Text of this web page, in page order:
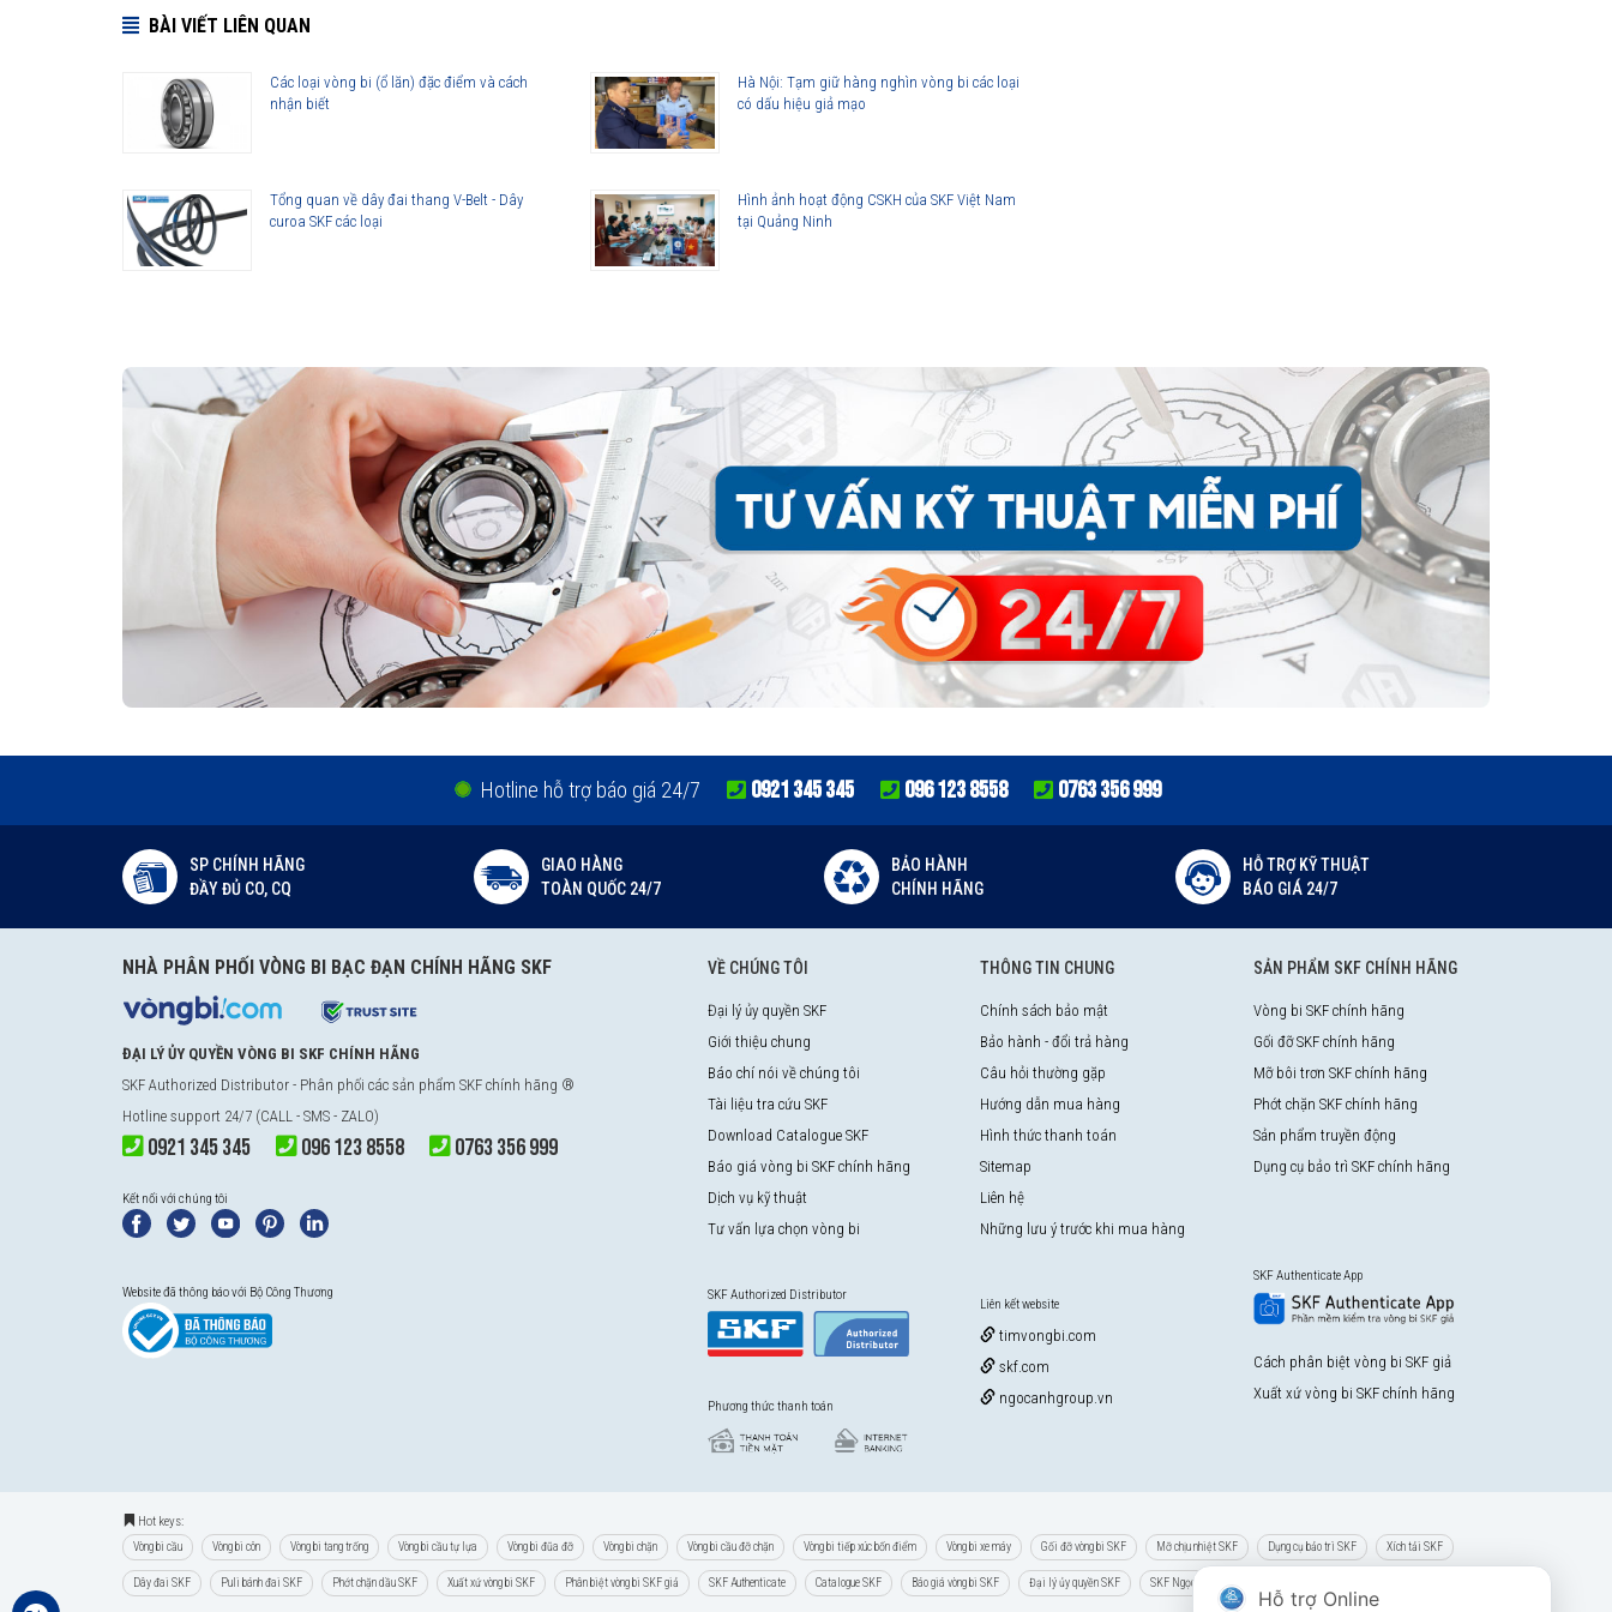
BÀI VIẾT LIÊN QUAN
Các loại vòng bi (ổ lăn) đặc điểm và cách
nhận biết
Hà Nội: Tạm giữ hàng nghìn vòng bi các loại
có dấu hiệu giả mạo
Tổng quan về dây đai thang V-Belt - Dây
curoa SKF các loại
Hình ảnh hoạt động CSKH của SKF Việt Nam
tại Quảng Ninh
Hotline hỗ trợ báo giá 24/7 0921 345 345 096 123 8558 0763 356 999
SP CHÍNH HÃNG
ĐẦY ĐỦ CO, CQ
GIAO HÀNG
TOÀN QUỐC 24/7
BẢO HÀNH
CHÍNH HÃNG
HỖ TRỢ KỸ THUẬT
BÁO GIÁ 24/7
NHÀ PHÂN PHỐI VÒNG BI BẠC ĐẠN CHÍNH HÃNG SKF
ĐẠI LÝ ỦY QUYỀN VÒNG BI SKF CHÍNH HÃNG
SKF Authorized Distributor - Phân phối các sản phẩm SKF chính hãng ®
Hotline support 24/7 (CALL - SMS - ZALO)
0921 345 345 096 123 8558 0763 356 999
Kết nối với chúng tôi
Website đã thông báo với Bộ Công Thương
VỀ CHÚNG TÔI
Đại lý ủy quyền SKF
Giới thiệu chung
Báo chí nói về chúng tôi
Tài liệu tra cứu SKF
Download Catalogue SKF
Báo giá vòng bi SKF chính hãng
Dịch vụ kỹ thuật
Tư vấn lựa chọn vòng bi
SKF Authorized Distributor
Phương thức thanh toán
THÔNG TIN CHUNG
Chính sách bảo mật
Bảo hành - đổi trả hàng
Câu hỏi thường gặp
Hướng dẫn mua hàng
Hình thức thanh toán
Sitemap
Liên hệ
Những lưu ý trước khi mua hàng
Liên kết website
timvongbi.com
skf.com
ngocanhgroup.vn
SẢN PHẨM SKF CHÍNH HÃNG
Vòng bi SKF chính hãng
Gối đỡ SKF chính hãng
Mỡ bôi trơn SKF chính hãng
Phớt chặn SKF chính hãng
Sản phẩm truyền động
Dụng cụ bảo trì SKF chính hãng
SKF Authenticate App
Cách phân biệt vòng bi SKF giả
Xuất xứ vòng bi SKF chính hãng
Hot keys:
Vòng bi cầu Vòng bi côn Vòng bi tang trống Vòng bi cầu tự lựa Vòng bi đũa đỡ Vòng bi chặn Vòng bi cầu đỡ chặn Vòng bi tiếp xúc bốn điểm Vòng bi xe máy Gối đỡ vòng bi SKF Mỡ chịu nhiệt SKF Dụng cụ bảo trì SKF Xích tải SKF
Dây đai SKF Puli bánh đai SKF Phớt chặn dầu SKF Xuất xứ vòng bi SKF Phân biệt vòng bi SKF giả SKF Authenticate Catalogue SKF Báo giá vòng bi SKF Đại lý ủy quyền SKF SKF Ngọc Anh
Hỗ trợ Online